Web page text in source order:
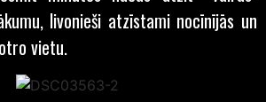
livonieši atzīstami nocīnījās un
vietu.